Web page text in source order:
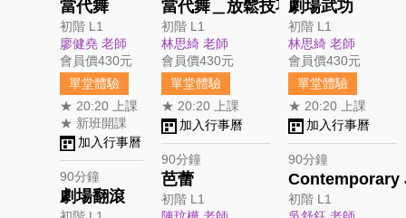
當代舞
初階 L1
廖健堯 老師
會員價430元
單堂體驗
★ 20:20 上課
★ 新班開課
加入行事曆
90分鐘
劇場翻滾
當代舞＿放鬆技巧
初階 L1
林思綺 老師
會員價430元
單堂體驗
★ 20:20 上課
加入行事曆
90分鐘
芭蕾
初階 L1
劇場武功
初階 L1
林思綺 老師
會員價430元
單堂體驗
★ 20:20 上課
加入行事曆
90分鐘
Contemporary
初階 L1